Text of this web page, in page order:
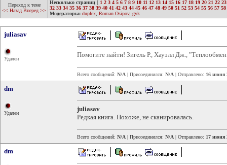
Переход к теме
<< Назад Вперед >>
Несколько страниц [ 1 2 3 4 5 6 7 8 9 10 11 12 13 14 15 16 17 18 19 20 21 22 23
32 33 34 35 36 37 38 39 40 41 42 43 44 45 46 47 48 49 50 51 52 53 54 55 56 57 58
Модераторы: duplex Roman Osipov, gvk
juliasav
Удален
Помогите найти! Зигель Р., Хауэлл Дж.,
Всего сообщений: N/A | Присоединился: N/A | Отправлено: 16 июня
dm
Удален
juliasav
Редкая книга. Похоже, не сканировалась.
Всего сообщений: N/A | Присоединился: N/A | Отправлено: 17 июня
dm